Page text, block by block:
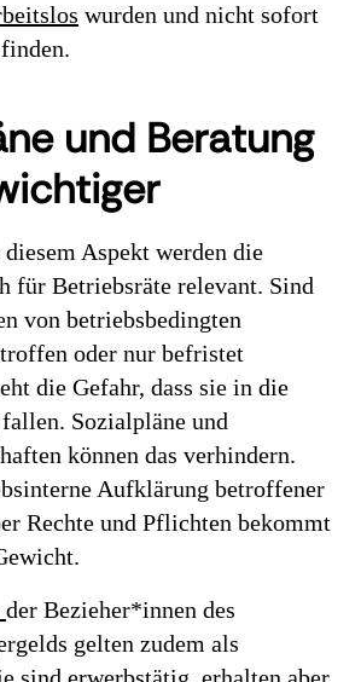
wurden und nicht sofort
und Beratung
diesem Aspekt werden die
für Betriebsräte relevant. Sind
von betriebsbedingten
oder nur befristet
die Gefahr, dass sie in die
Sozialpläne und
können das verhindern.
Aufklärung betroffener
Rechte und Pflichten bekommt
der Bezieher*innen des
gelten zudem als